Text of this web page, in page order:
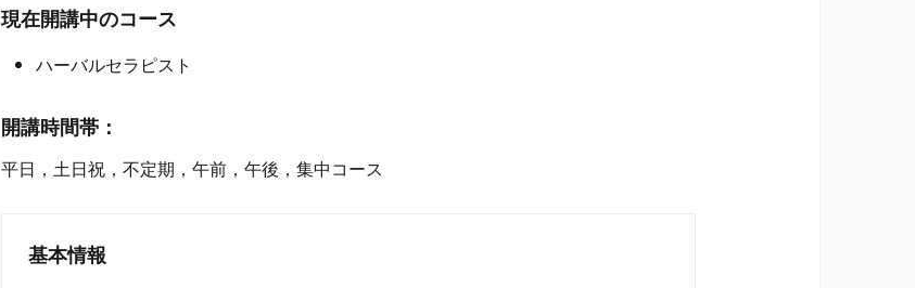
現在開講中のコース
ハーバルセラピスト
開講時間帯：
平日，土日祝，不定期，午前，午後，集中コース
基本情報